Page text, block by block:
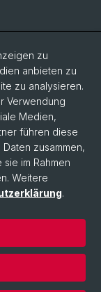
zu
anbieten zu
zu analysieren.
Verwendung
Medien,
führen diese
zusammen,
im Rahmen
Weitere
.